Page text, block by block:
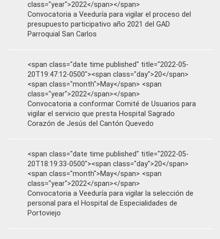
class="year">2022</span></span>
Convocatoria a Veeduría para vigilar el proceso del
presupuesto participativo año 2021 del GAD
Parroquial San Carlos
<span class="date time published" title="2022-05-
20T19:47:12-0500"><span class="day">20</span>
<span class="month">May</span> <span
class="year">2022</span></span>
Convocatoria a conformar Comité de Usuarios para
vigilar el servicio que presta Hospital Sagrado
Corazón de Jesús del Cantón Quevedo
<span class="date time published" title="2022-05-
20T18:19:33-0500"><span class="day">20</span>
<span class="month">May</span> <span
class="year">2022</span></span>
Convocatoria a Veeduría para vigilar la selección de
personal para el Hospital de Especialidades de
Portoviejo